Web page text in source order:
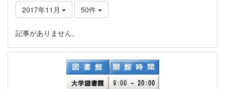
2017年11月 50件
記事がありません。